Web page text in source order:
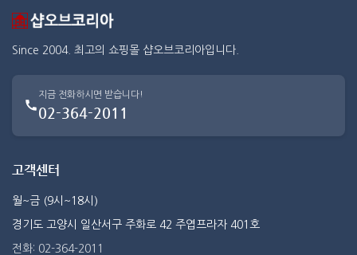
Since 2004. 최고의 쇼핑몰 샵오브코리아입니다.
지금 전화하시면 받습니다!
02-364-2011
고객센터
월~금 (9시~18시)
경기도 고양시 일산서구 주화로 42 주엽프라자 401호
전화: 02-364-2011